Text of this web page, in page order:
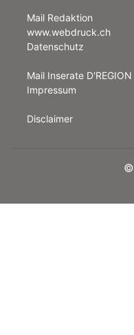
App
Mail Redaktion
www.webdruck.ch
Datenschutz
Mail Inserate D'REGION
Impressum
Disclaimer
©